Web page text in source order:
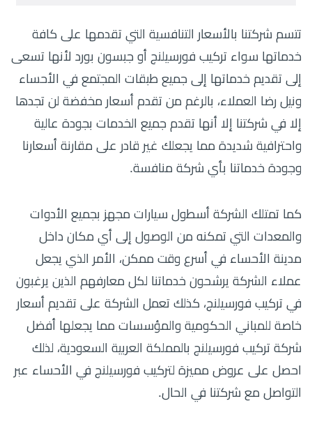
تتسم شركتنا بالأسعار التنافسية التي تقدمها على كافة
خدماتها سواء تركيب فورسيلنج أو جبسون بورد لأنها تسعى
إلى تقديم خدماتها إلى جميع طبقات المجتمع في الأحساء
ونيل رضا العملاء، بالرغم من تقدم أسعار مخفضة لن تجدها
إلا في شركتنا إلا أنها تقدم جميع الخدمات بجودة عالية
واحترافية شديدة مما يجعلك غير قادر على مقارنة أسعارنا
وجودة خدماتنا بأي شركة منافسة.
كما تمتلك الشركة أسطول سيارات مجهز بجميع الأدوات
والمعدات التي تمكنه من الوصول إلى أي مكان داخل
مدينة الأحساء في أسرع وقت ممكن، الأمر الذي يجعل
عملاء الشركة يرشحون خدماتنا لكل معارفهم الذين يرغبون
في تركيب فورسيلنج، كذلك تعمل الشركة على تقديم أسعار
خاصة للمباني الحكومية والمؤسسات مما يجعلها أفضل
شركة تركيب فورسيلنج بالمملكة العربية السعودية، لذلك
احصل على عروض مميزة لتركيب فورسيلنج في الأحساء عبر
التواصل مع شركتنا في الحال.